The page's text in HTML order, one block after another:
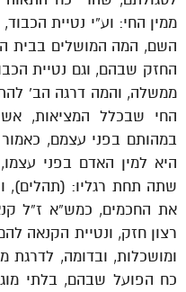
ממין החי: וע”י נטיית
השם, המה המושלים בבית
החזק שבהם, וגם נטיית
ממשלה, והמה דרגה הב’
החי שבכלל המציאות,
במהותם בפני עצמם,
היא למין האדם בפני
שתה תחת רגליו: (תהלים),
את החכמים, כמש”א ז”ל
רצון חזק, ונטיית הקנאה
ומושכלות, ובדומה,
כח הפועל שבהם, בלתי